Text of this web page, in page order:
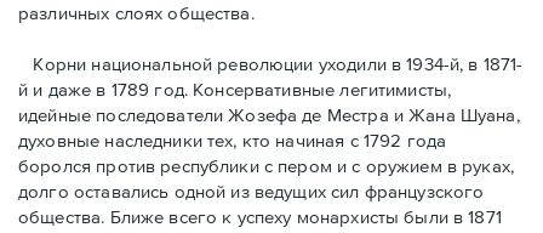
различных слоях общества.
Корни национальной революции уходили в 1934-й, в 1871-
й и даже в 1789 год. Консервативные легитимисты,
идейные последователи Жозефа де Местра и Жана Шуана,
духовные наследники тех, кто начиная с 1792 года
боролся против республики с пером и с оружием в руках,
долго оставались одной из ведущих сил французского
общества. Ближе всего к успеху монархисты были в 1871